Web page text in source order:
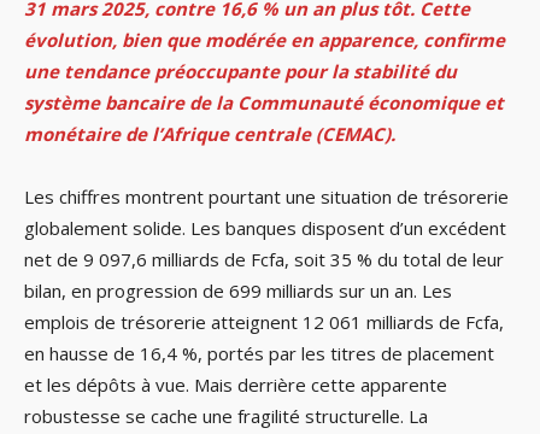
31 mars 2025, contre 16,6 % un an plus tôt. Cette
évolution, bien que modérée en apparence, confirme
une tendance préoccupante pour la stabilité du
système bancaire de la Communauté économique et
monétaire de l’Afrique centrale (CEMAC).
Les chiffres montrent pourtant une situation de trésorerie
globalement solide. Les banques disposent d’un excédent
net de 9 097,6 milliards de Fcfa, soit 35 % du total de leur
bilan, en progression de 699 milliards sur un an. Les
emplois de trésorerie atteignent 12 061 milliards de Fcfa,
en hausse de 16,4 %, portés par les titres de placement
et les dépôts à vue. Mais derrière cette apparente
robustesse se cache une fragilité structurelle. La